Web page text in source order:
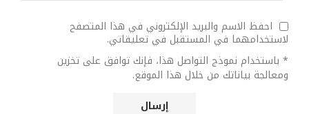
احفظ الاسم والبريد الإلكتروني في هذا المتصفح
لاستخدامهما في المستقبل في تعليقاتي.
* باستخدام نموذج التواصل هذا، فإنك توافق على تخزين
ومعالجة بياناتك من خلال هذا الموقع.